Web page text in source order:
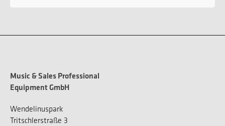
Music & Sales Professional
Equipment GmbH
Wendelinuspark
Tritschlerstraße 3